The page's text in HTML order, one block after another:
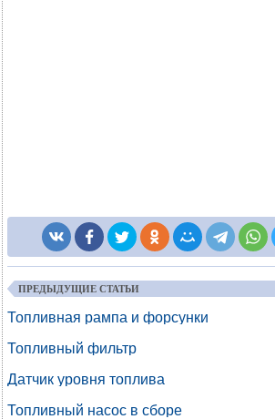
ПРЕДЫДУЩИЕ СТАТЬИ
Топливная рампа и форсунки
Топливный фильтр
Датчик уровня топлива
Топливный насос в сборе